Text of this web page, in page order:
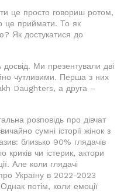
це просто говориш ротом,
це приймати. То як
Як достукатися до
Ми презентували дві
чутливими. Перша з них
Daughters, а друга –
розповідь про дівчат
сумні історії жінок з
близько 90% глядачів
криків чи істерик, актори
Але коли глядачі
Україну в 2022-2023
потім, коли емоції